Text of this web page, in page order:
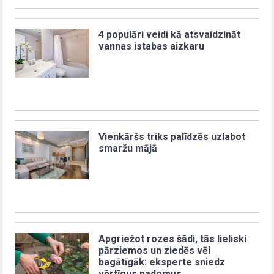
4 populāri veidi kā atsvaidzināt
vannas istabas aizkaru
Vienkāršs triks palīdzēs uzlabot
smaržu mājā
Apgriežot rozes šādi, tās lieliski
pārziemos un ziedēs vēl
bagātīgāk: eksperte sniedz